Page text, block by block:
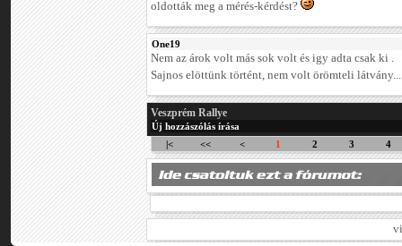
oldották meg a mérés-kérdést?
One19
Nem az árok volt más sok volt és igy adta csak ki .
Sajnos elöttünk történt, nem volt örömteli
Veszprém Rallye
Új hozzászólás írása
|<
<< < 1 2 3 4